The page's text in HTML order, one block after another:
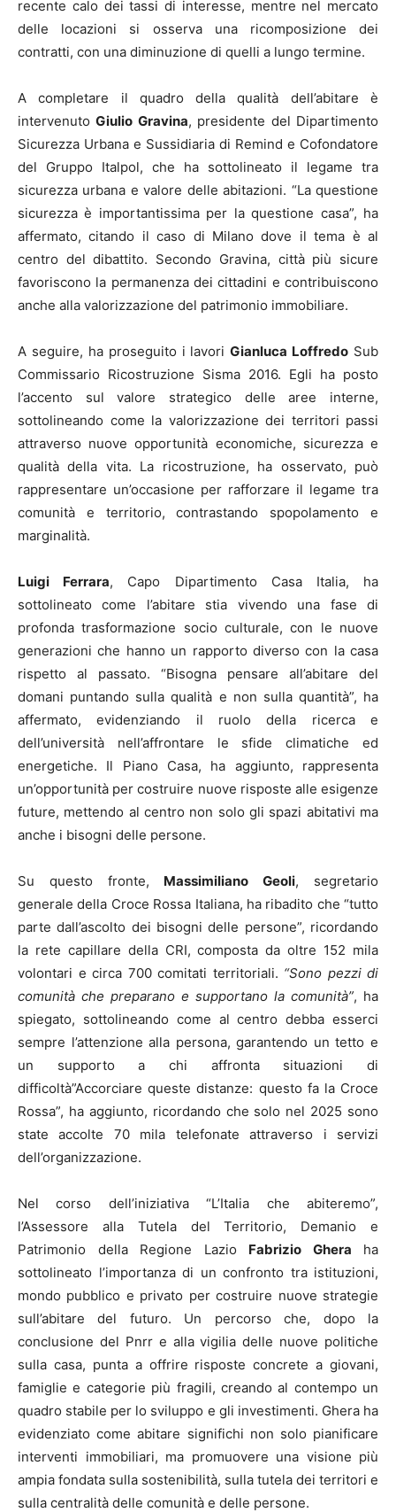
recente calo dei tassi di interesse, mentre nel mercato
delle locazioni si osserva una ricomposizione dei
contratti, con una diminuzione di quelli a lungo termine.
A completare il quadro della qualità dell’abitare è
intervenutoGiulio Gravina, presidente del Dipartimento
Sicurezza Urbana e Sussidiaria di Remind e Cofondatore
del Gruppo Italpol, che ha sottolineato il legame tra
sicurezza urbana e valore delle abitazioni. “La questione
sicurezza è importantissima per la questione casa”, ha
affermato, citando il caso di Milano dove il tema è al
centro del dibattito. Secondo Gravina, città più sicure
favoriscono la permanenza dei cittadini e contribuiscono
anche alla valorizzazione del patrimonio immobiliare.
A seguire, ha proseguito i lavoriGianluca Loffredo Sub
Commissario Ricostruzione Sisma 2016. Egli ha posto
l’accento sul valore strategico delle aree interne,
sottolineando come la valorizzazione dei territori passi
attraverso nuove opportunità economiche, sicurezza e
qualità della vita. La ricostruzione, ha osservato, può
rappresentare un’occasione per rafforzare il legame tra
comunità e territorio, contrastando spopolamento e
marginalità.
Luigi Ferrara, Capo Dipartimento Casa Italia, ha
sottolineato come l’abitare stia vivendo una fase di
profonda trasformazione socio culturale, con le nuove
generazioni che hanno un rapporto diverso con la casa
rispetto al passato. “Bisogna pensare all’abitare del
domani puntando sulla qualità e non sulla quantità”, ha
affermato, evidenziando il ruolo della ricerca e
dell’università nell’affrontare le sfide climatiche ed
energetiche. Il Piano Casa, ha aggiunto, rappresenta
un’opportunità per costruire nuove risposte alle esigenze
future, mettendo al centro non solo gli spazi abitativi ma
anche i bisogni delle persone.
Su questo fronte, Massimiliano Geoli, segretario
generale della Croce Rossa Italiana, ha ribadito che “tutto
parte dall’ascolto dei bisogni delle persone”, ricordando
la rete capillare della CRI, composta da oltre 152 mila
volontari e circa 700 comitati territoriali. “Sono pezzi di
comunità che preparano e supportano la comunità”, ha
spiegato, sottolineando come al centro debba esserci
sempre l’attenzione alla persona, garantendo un tetto e
un supporto a chi affronta situazioni di
difficoltà”Accorciare queste distanze: questo fa la Croce
Rossa”, ha aggiunto, ricordando che solo nel 2025 sono
state accolte 70 mila telefonate attraverso i servizi
dell’organizzazione.
Nel corso dell’iniziativa “L’Italia che abiteremo”,
l’Assessore alla Tutela del Territorio, Demanio e
Patrimonio della Regione Lazio Fabrizio Ghera ha
sottolineato l’importanza di un confronto tra istituzioni,
mondo pubblico e privato per costruire nuove strategie
sull’abitare del futuro. Un percorso che, dopo la
conclusione del Pnrr e alla vigilia delle nuove politiche
sulla casa, punta a offrire risposte concrete a giovani,
famiglie e categorie più fragili, creando al contempo un
quadro stabile per lo sviluppo e gli investimenti. Ghera ha
evidenziato come abitare significhi non solo pianificare
interventi immobiliari, ma promuovere una visione più
ampia fondata sulla sostenibilità, sulla tutela dei territori e
sulla centralità delle comunità e delle persone.